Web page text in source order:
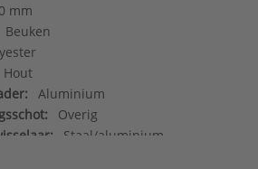
mm
Beuken
Hout
Aluminium
Overig
Staal/aluminium